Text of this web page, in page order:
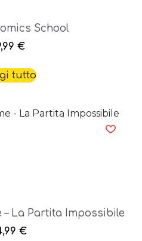
School
€
tutto
– La Partita Impossibile
€